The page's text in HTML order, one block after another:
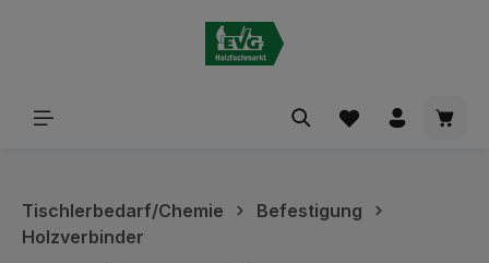
Tischlerbedarf/Chemie
Befestigung
Holzverbinder